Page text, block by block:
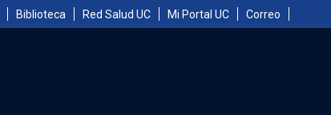
Biblioteca Red Salud UC Mi Portal UC Correo